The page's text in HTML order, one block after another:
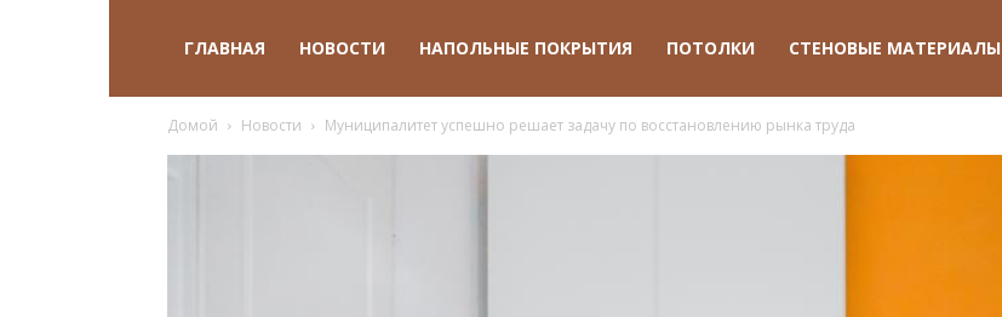
ГЛАВНАЯ НОВОСТИ НАПОЛЬНЫЕ ПОКРЫТИЯ ПОТОЛКИ СТЕНОВЫЕ МАТЕРИАЛЫ
Домой Новости Муниципалитет успешно решает задачу по восстановлению рынка труда